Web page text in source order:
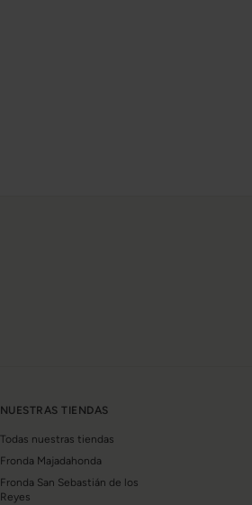
NUESTRAS TIENDAS
Todas nuestras tiendas
Fronda Majadahonda
Fronda San Sebastián de los
Reyes